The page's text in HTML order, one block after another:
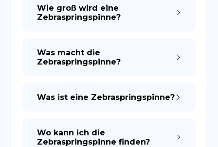
Wie groß wird eine
Zebraspringspinne?
Was macht die
Zebraspringspinne?
Was ist eine Zebraspringspinne?
Wo kann ich die
Zebraspringspinne finden?